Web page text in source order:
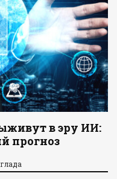
в эру ИИ:
прогноз